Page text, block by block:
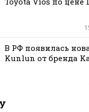
В РФ появилась
Kunlun от бренда